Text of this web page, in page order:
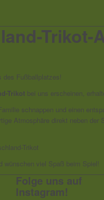
Trikot-
des Fußballplatzes!
Trikot bei uns erscheinen,
schnappen und einen
Atmosphäre direkt neben der
Trikot
wünschen viel Spaß beim Spiel!
Folge uns auf
Instagram!